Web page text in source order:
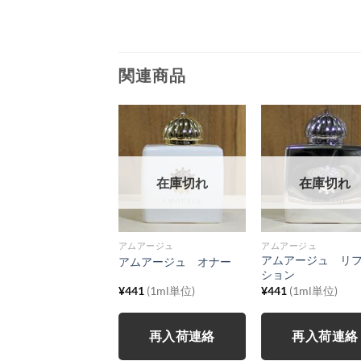
関連商品
在庫切れ
アムアージュ
アムアージュ オナー
¥441 (1ml単位)
再入荷連絡
在庫切れ
アムアージュ
アムアージュ リ
ション
¥441 (1ml単位)
再入荷連絡